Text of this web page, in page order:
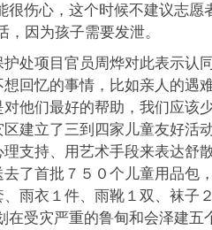
很伤心，这个时候不建议志愿
，因为孩子需要发泄。
处项目官员周烨对此表示认
回忆的事情，比如亲人的遇
对他们最好的帮助，我们应该
建立了三到四家儿童友好活
支持、用艺术手段来表达舒
了首批７５０个儿童用品包
雨衣１件、雨靴１双、袜子
在受灾严重的鲁甸和会泽建五